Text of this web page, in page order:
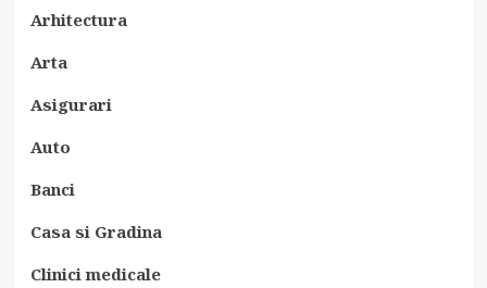
Arhitectura
Arta
Asigurari
Auto
Banci
Casa si Gradina
Clinici medicale